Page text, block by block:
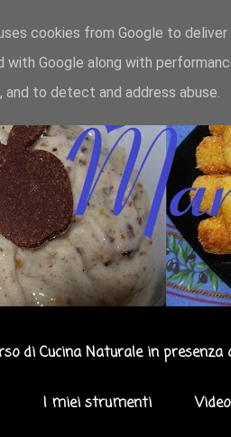
di Cucina Naturale in presenza
I miei strumenti
cookies from Google to
with Google along with
to detect and address abuse.